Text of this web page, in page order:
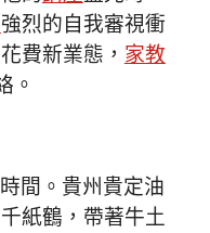
強烈的自我審視衝
費新業態，家教
。
間。貴州貴定油
紙鶴，帶著牛土